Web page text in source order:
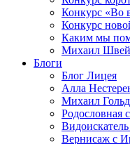
Конкурс «Во
Конкурс
Каким мы
Михаил
Блоги
Блог Лицея
Алла
Михаил
Родословная
Вернисаж с